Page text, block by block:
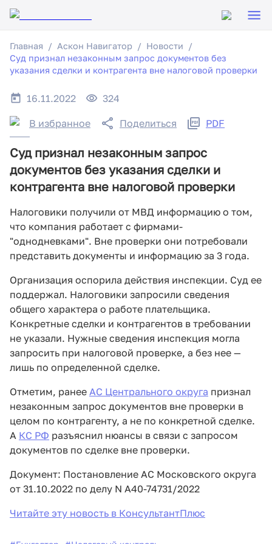
Главная Аскон Навигатор
Новости
Суд признал незаконным запрос документов без
указания сделки и контрагента вне налоговой проверки
16.11.2022 324
В избранное Поделиться PDF
Суд признал незаконным запрос
документов без указания сделки и
контрагента вне налоговой проверки
Налоговики получили от МВД информацию о том,
что компания работает с фирмами-
"однодневками". Вне проверки они потребовали
представить документы и информацию за 3 года.
Организация оспорила действия инспекции. Суд ее
поддержал. Налоговики запросили сведения
общего характера о работе плательщика.
Конкретные сделки и контрагентов в требовании
не указали. Нужные сведения инспекция могла
запросить при налоговой проверке, а без нее —
лишь по определенной сделке.
Отметим, ранее АС Центрального округа признал
незаконным запрос документов вне проверки в
целом по контрагенту, а не по конкретной сделке.
А КС РФ разъяснил нюансы в связи с запросом
документов по сделке вне проверки.
Документ: Постановление АС Московского округа
от 31.10.2022 по делу N А40-74731/2022
Читайте эту новость в КонсультантПлюс